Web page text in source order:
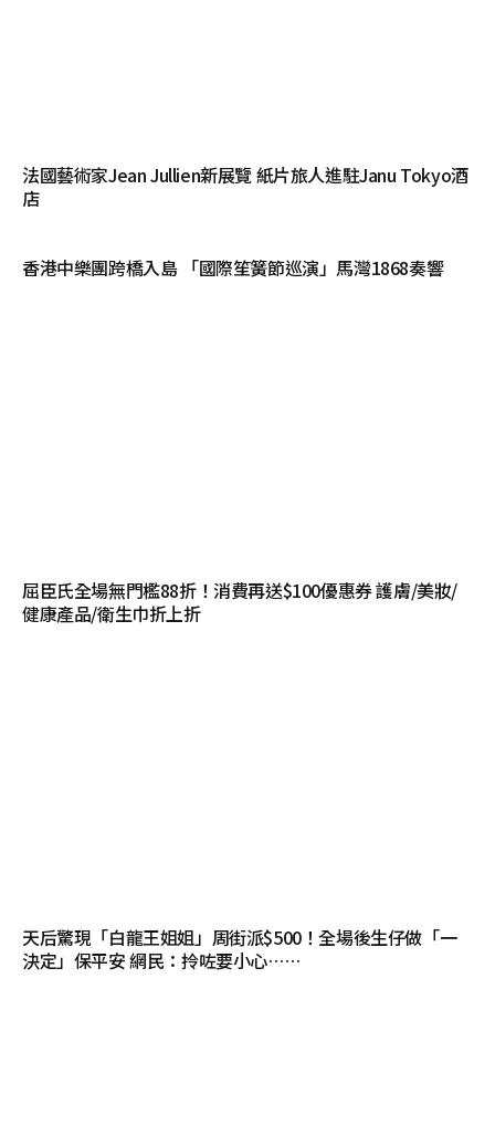
法國藝術家Jean Jullien新展覽 紙片旅人進駐Janu Tokyo酒
店
香港中樂團跨橋入島 「國際笙簧節巡演」馬灣1868奏響
屈臣氏全場無門檻88折！消費再送$100優惠券 護膚/美妝/
健康產品/衛生巾折上折
天后驚現「白龍王姐姐」周街派$500！全場後生仔做「一
決定」保平安 網民：拎咗要小心……